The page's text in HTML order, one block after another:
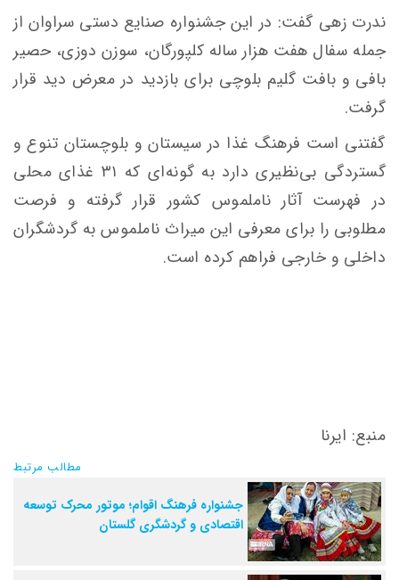
ندرت زهی گفت: در این جشنواره صنایع دستی سراوان از
جمله سفال هفت هزار ساله کلپورگان، سوزن دوزی، حصیر
بافی و بافت گلیم بلوچی برای بازدید در معرض دید قرار
گرفت.
گفتنی است فرهنگ غذا در سیستان و بلوچستان تنوع و
گستردگی بی‌نظیری دارد به گونه‌ای که ۳۱ غذای محلی
در فهرست آثار ناملموس کشور قرار گرفته و فرصت
مطلوبی را برای معرفی این میراث ناملموس به گردشگران
داخلی و خارجی فراهم کرده است.
منبع: ایرنا
مطالب مرتبط
جشنواره فرهنگ اقوام؛ موتور محرک توسعه
اقتصادی و گردشگری گلستان